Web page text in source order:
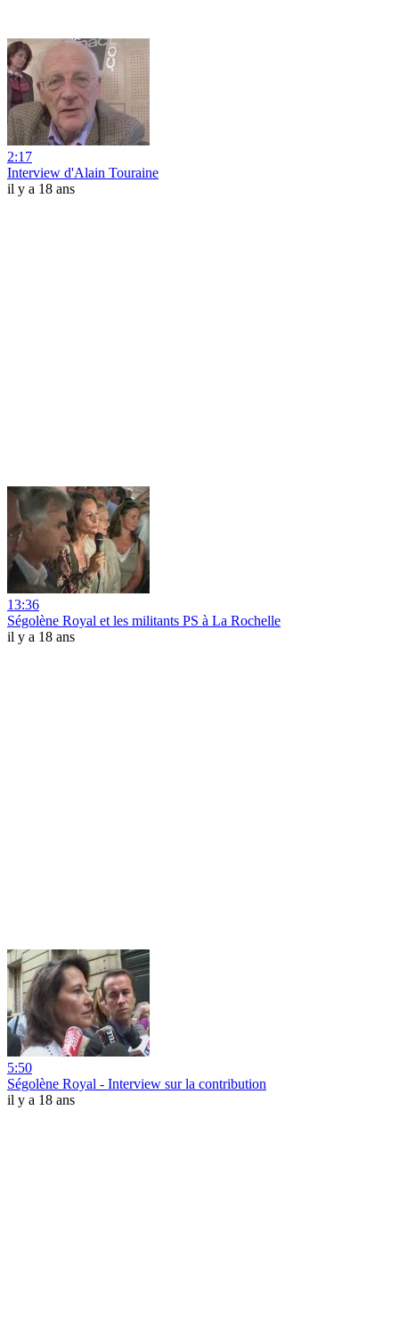
2:17
Interview d'Alain Touraine
il y a 18 ans
13:36
Ségolène Royal et les militants PS à La Rochelle
il y a 18 ans
5:50
Ségolène Royal - Interview sur la contribution
il y a 18 ans